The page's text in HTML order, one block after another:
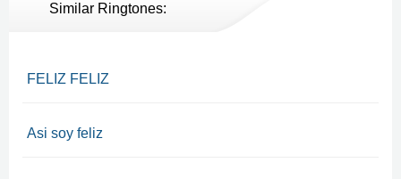
Similar Ringtones:
FELIZ FELIZ
Asi soy feliz